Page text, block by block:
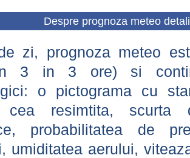
Despre prognoza meteo
zi, prognoza meteo
3 in 3 ore) si
o pictograma cu
resimtita, scurta
probabilitatea de
umiditatea aerului,